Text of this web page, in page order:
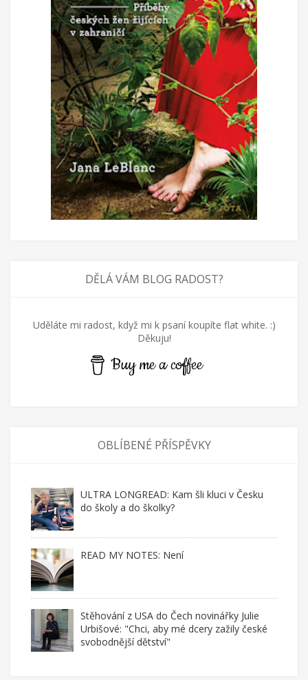
DĚLÁ VÁM BLOG RADOST?
Uděláte mi radost, když mi k psaní koupíte flat white. :)
Děkuju!
Buy me a coffee
OBLÍBENÉ PŘÍSPĚVKY
ULTRA LONGREAD: Kam šli kluci v Česku
do školy a do školky?
READ MY NOTES: Není
Stěhování z USA do Čech novinářky Julie
Urbišové: "Chci, aby mé dcery zažily české
svobodnější dětství"